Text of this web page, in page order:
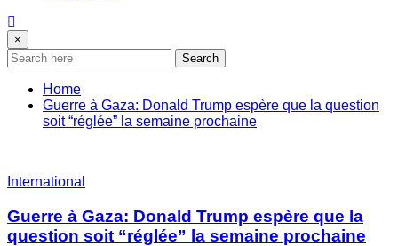
×
Search
Home
Guerre à Gaza: Donald Trump espère que la question
soit “réglée” la semaine prochaine
International
Guerre à Gaza: Donald Trump espère que la
question soit “réglée” la semaine prochaine